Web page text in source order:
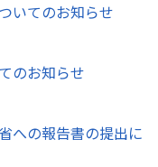
いてのお知らせ
のお知らせ
への報告書の提出に